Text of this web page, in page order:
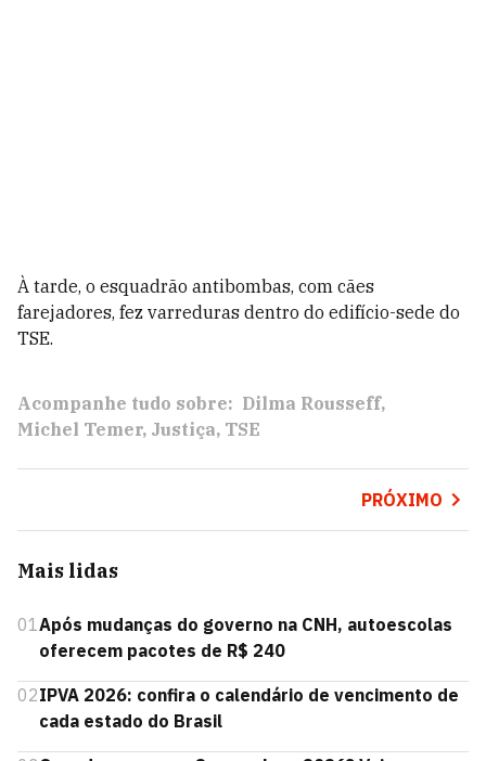
À tarde, o esquadrão antibombas, com cães
farejadores, fez varreduras dentro do edifício-sede do
TSE.
Acompanhe tudo sobre: Dilma Rousseff
Michel Temer Justiça TSE
PRÓXIMO
Mais lidas
01Após mudanças do governo na CNH, autoescolas
oferecem pacotes de R$ 240
02IPVA 2026: confira o calendário de vencimento de
cada estado do Brasil